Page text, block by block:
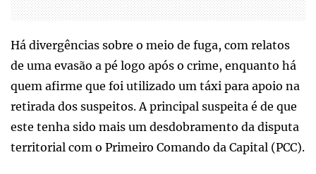
Há divergências sobre o meio de fuga, com relatos
de uma evasão a pé logo após o crime, enquanto há
quem afirme que foi utilizado um táxi para apoio na
retirada dos suspeitos. A principal suspeita é de que
este tenha sido mais um desdobramento da disputa
territorial com o Primeiro Comando da Capital (PCC).